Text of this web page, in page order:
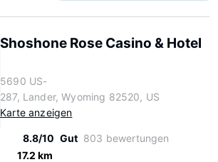
Shoshone Rose Casino & Hotel
5690 US-
287, Lander, Wyoming 82520, US
Karte anzeigen
8.8/10 Gut 803 bewertungen
17.2 km